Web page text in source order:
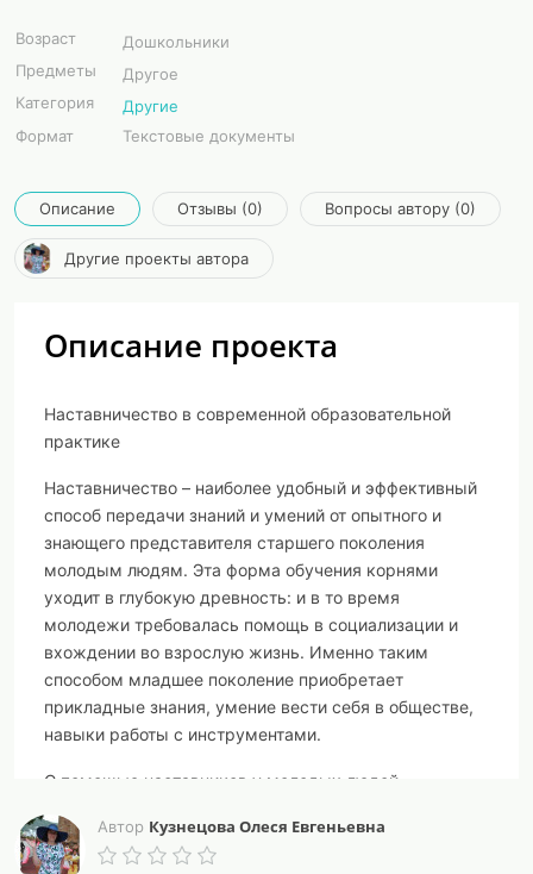
Возраст
Дошкольники
Предметы
Другое
Категория
Другие
Формат
Текстовые документы
Описание Отзывы (0) Вопросы автору (0)
Другие проекты автора
Описание проекта
Наставничество в современной образовательной
практике
Наставничество – наиболее удобный и эффективный
способ передачи знаний и умений от опытного и
знающего представителя старшего поколения
молодым людям. Эта форма обучения корнями
уходит в глубокую древность: и в то время
молодежи требовалась помощь в социализации и
вхождении во взрослую жизнь. Именно таким
способом младшее поколение приобретает
прикладные знания, умение вести себя в обществе,
навыки работы с инструментами.
С помощью наставников у молодых людей
позитивные установки, они быстрее определяются и
успешно реализуют себя во взрослой жизни. По-
Автор Кузнецова Олеся Евгеньевна